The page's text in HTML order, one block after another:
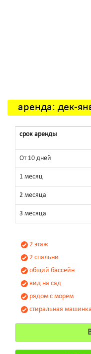
аренда: дек-
срок аренды
От 10 дней
1 месяц
2 месяца
3 месяца
2 этаж
2 спальни
общий бассейн
вид на сад
рядом с морем
стиральная машинка